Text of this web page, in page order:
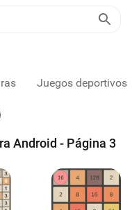
Juegos deportivos
Android - Página 3